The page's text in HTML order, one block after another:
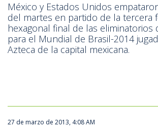
México y Estados Unidos
del martes en partido de la tercera
hexagonal final de las eliminatorios
para el Mundial de Brasil-2014
Azteca de la capital mexicana.
27 de marzo de 2013, 4:08 AM